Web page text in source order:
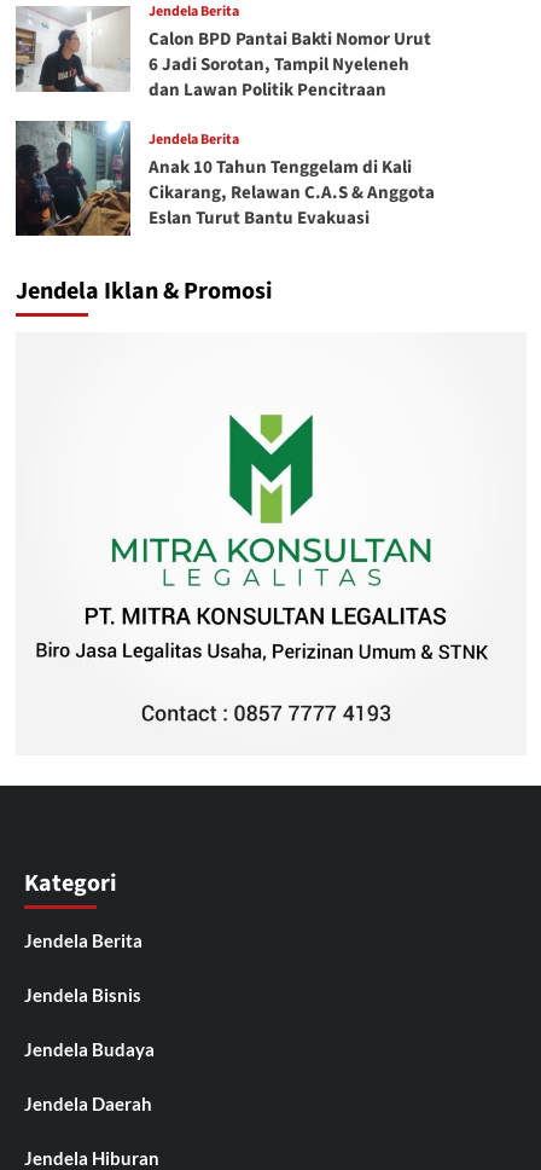
Jendela Berita
Calon BPD Pantai Bakti Nomor Urut
6 Jadi Sorotan, Tampil Nyeleneh
dan Lawan Politik Pencitraan
Jendela Berita
Anak 10 Tahun Tenggelam di Kali
Cikarang, Relawan C.A.S & Anggota
Eslan Turut Bantu Evakuasi
Jendela Iklan & Promosi
Kategori
Jendela Berita
Jendela Bisnis
Jendela Budaya
Jendela Daerah
Jendela Hiburan